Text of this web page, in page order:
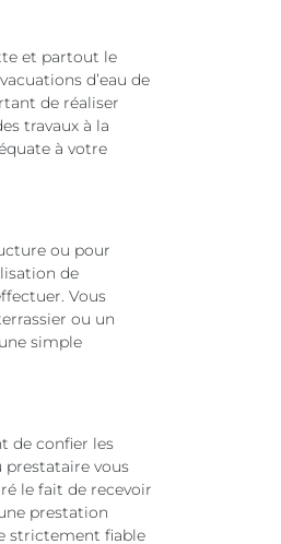
et partout le
d’eau de
de réaliser
travaux à la
à votre
ou pour
de
Vous
ou un
simple
de confier les
prestataire vous
le fait de recevoir
prestation
strictement fiable